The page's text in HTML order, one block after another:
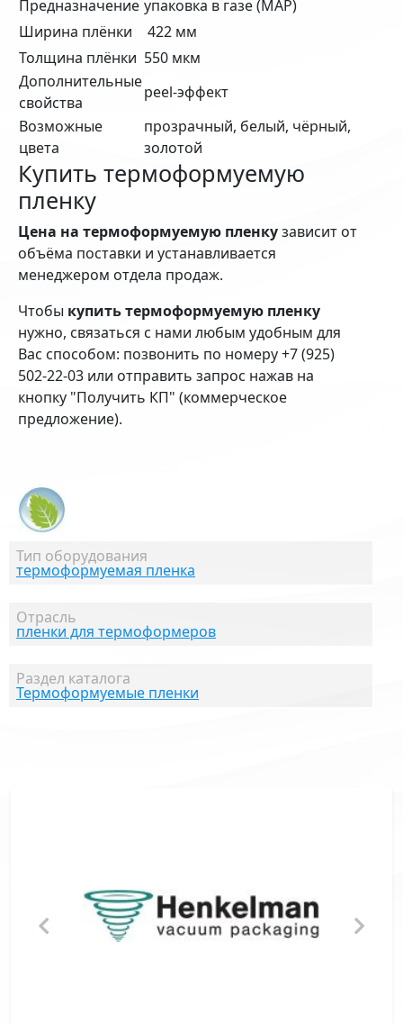
Тип оборудования
термоформуемая пленка
Отрасль
пленки для термоформеров
Раздел каталога
Термоформуемые пленки
Предназначение упаковка в газе (MAP)
Ширина плёнки
422 мм
Толщина плёнки 550 мкм
Дополнительные
свойства
peel-эффект
Возможные
цвета
прозрачный, белый, чёрный,
золотой
Купить термоформуемую
пленку
Цена на термоформуемую пленкузависит от
объёма поставки и устанавливается
менеджером отдела продаж.
Чтобы купить термоформуемую пленку
нужно, связаться с нами любым удобным для
Вас способом: позвонить по номеру +7 (925)
502-22-03 или отправить запрос нажав на
кнопку "Получить КП" (коммерческое
предложение).